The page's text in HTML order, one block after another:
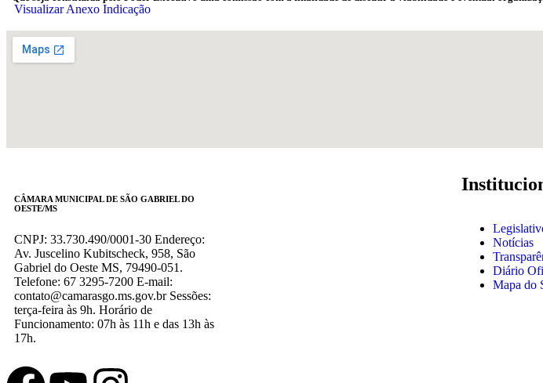
Visualizar Anexo Indicação
CÂMARA MUNICIPAL DE SÃO GABRIEL DO
OESTE/MS
CNPJ: 33.730.490/0001-30 Endereço:
Av. Juscelino Kubitscheck, 958, São
Gabriel do Oeste MS, 79490-051.
Telefone: 67 3295-7200 E-mail:
contato@camarasgo.ms.gov.br Sessões:
terça-feira às 9h. Horário de
Funcionamento: 07h às 11h e das 13h às
17h.
Notícias
Diário
Mapa do